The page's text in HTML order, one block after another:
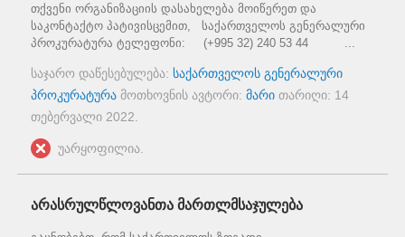
თქვენი ორგანიზაციის დასახელება მოიწერეთ და
საკონტაქტო პატივისცემით, საქართველოს გენერალური
პროკურატურა ტელეფონი: (+995 32) 240 53 44 ...
საჯარო დაწესებულება: საქართველოს გენერალური
პროკურატურა მოთხოვნის ავტორი: მარი თარიღი: 14
თებერვალი 2022
უარყოფილია.
არასრულწლოვანთა მართლმსაჯულება